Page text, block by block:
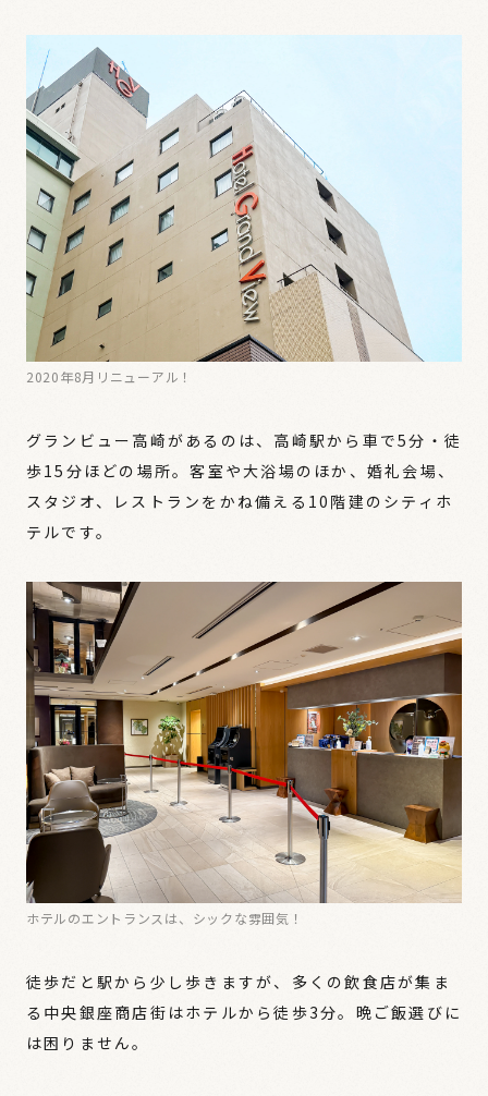
2020年8月リニューアル！
グランビュー高崎があるのは、高崎駅から車で5分・徒
歩15分ほどの場所。客室や大浴場のほか、婚礼会場、
スタジオ、レストランをかね備える10階建のシティホ
テルです。
ホテルのエントランスは、シックな雰囲気！
徒歩だと駅から少し歩きますが、多くの飲食店が集ま
る中央銀座商店街はホテルから徒歩3分。晩ご飯選びに
は困りません。